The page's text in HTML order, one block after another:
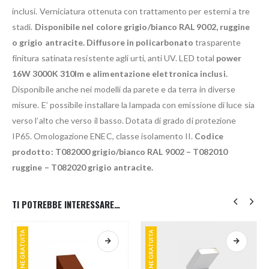
inclusi. Verniciatura ottenuta con trattamento per esterni a tre
stadi. Disponibile nel colore grigio/bianco RAL 9002, ruggine
o grigio antracite. Diffusore in policarbonato trasparente
finitura satinata resistente agli urti, anti UV. LED total power
16W 3000K 310lm e alimentazione elettronica inclusi.
Disponibile anche nei modelli da parete e da terra in diverse
misure. E’ possibile installare la lampada con emissione di luce sia
verso l’alto che verso il basso. Dotata di grado di protezione
IP65. Omologazione ENEC, classe isolamento II. Codice
prodotto: T082000 grigio/bianco RAL 9002 – T082010
ruggine – T082020 grigio antracite.
TI POTREBBE INTERESSARE…